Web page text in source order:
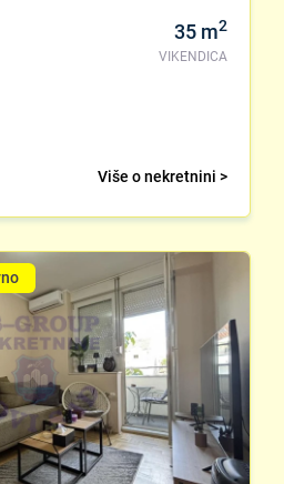
35 m2
VIKENDICA
Više o nekretnini >